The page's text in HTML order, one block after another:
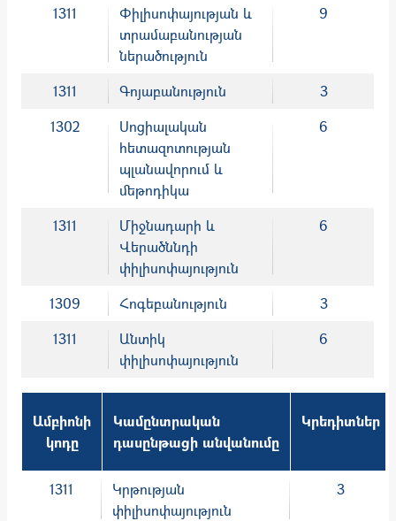
1311
Փիլիսոփայության և
տրամաբանության
ներածություն
9
1311 Գոյաբանություն
3
1302
Սոցիալական
հետազոտության
պլանավորում և
մեթոդիկա
6
1311
Միջնադարի և
Վերածննդի
փիլիսոփայություն
6
1309 Հոգեբանություն
3
1311
Անտիկ
փիլիսոփայություն
6
Ամբիոնի
կոդը
Կամընտրական
դասընթացի անվանումը
Կրեդիտներ
1311
Կրթության
փիլիսոփայություն
3